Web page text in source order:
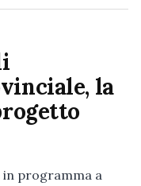
la
in programma a